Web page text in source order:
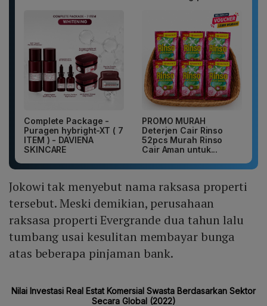
Complete Package -
Puragen hybright-XT ( 7
ITEM ) - DAVIENA
SKINCARE
PROMO MURAH
Deterjen Cair Rinso
52pcs Murah Rinso
Cair Aman untuk...
Jokowi tak menyebut nama raksasa properti
tersebut. Meski demikian, perusahaan
raksasa properti Evergrande dua tahun lalu
tumbang usai kesulitan membayar bunga
atas beberapa pinjaman bank.